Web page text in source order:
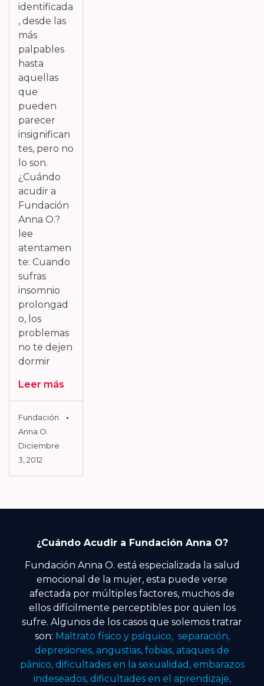
identificada
, desde las
más
palpables
hasta
aquellas
que
pueden
parecer
insignifican
tes, pero no
lo son.
¿Cuándo
acudir a
Fundación
Anna O.?
lee
atentamen
te: Cuando
sufras
insomnio
prolongad
o, los
problemas
no te dejen
dormir
Leer más
Fundación
Anna O.
Diciembre
3, 2012
¿Cuándo Acudir a Fundación Anna O?
Fundación Anna O. está especializada la salud
emocional de la mujer, esta puede verse
afectada por múltiples factores, muchos de
ellos difícilmente perceptibles por quien los
sufre. Algunos de los casos que solemos tratrar
son: Maltrato físico y psíquico, separación,
depresiones, angustias, fobias, ataques de
pánico, dificultades en la sexualidad, embarazos
indeseados, dificultades en el aprendizaje,